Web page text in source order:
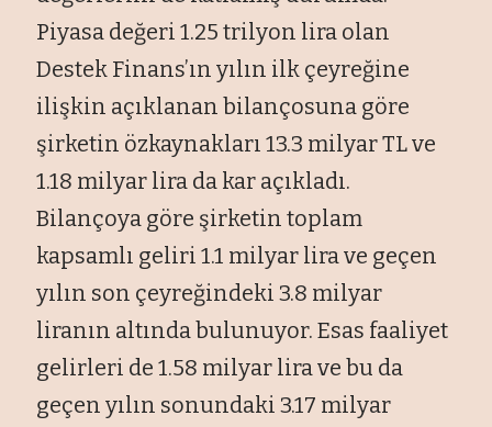
Piyasa değeri 1.25 trilyon lira olan
Destek Finans’ın yılın ilk çeyreğine
ilişkin açıklanan bilançosuna göre
şirketin özkaynakları 13.3 milyar TL ve
1.18 milyar lira da kar açıkladı.
Bilançoya göre şirketin toplam
kapsamlı geliri 1.1 milyar lira ve geçen
yılın son çeyreğindeki 3.8 milyar
liranın altında bulunuyor. Esas faaliyet
gelirleri de 1.58 milyar lira ve bu da
geçen yılın sonundaki 3.17 milyar